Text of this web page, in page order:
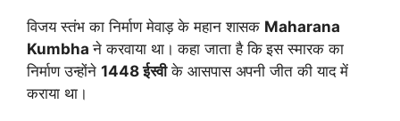
विजय स्तंभ का निर्माण मेवाड़ के महान शासक Maharana
Kumbha ने करवाया था। कहा जाता है कि इस स्मारक का
निर्माण उन्होंने1448 ईस्वीके आसपास अपनी जीत की याद में
कराया था।